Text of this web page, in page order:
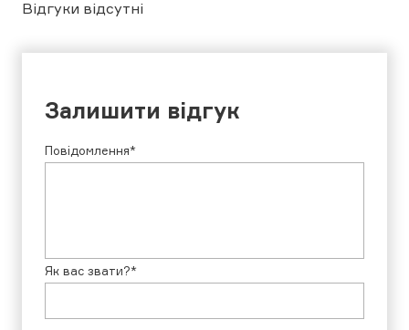
Відгуки відсутні
Залишити відгук
Повідомлення*
Як вас звати?*